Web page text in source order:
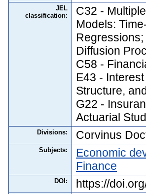
JEL
classification:
C32 -
Models:
Diffusion
C58 -
E43 -
Structure,
G22 -
Actuarial
Divisions: Corvinus
Subjects:
Economic
Finance
DOI: https://